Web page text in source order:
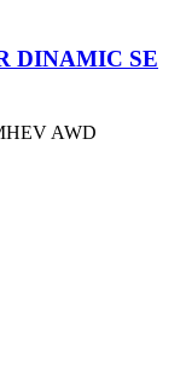
DINAMIC SE
AWD